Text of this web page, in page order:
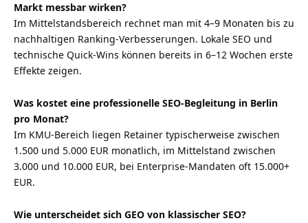
Markt messbar wirken?
Im Mittelstandsbereich rechnet man mit 4–9 Monaten bis zu
nachhaltigen Ranking-Verbesserungen. Lokale SEO und
technische Quick-Wins können bereits in 6–12 Wochen erste
Effekte zeigen.
Was kostet eine professionelle SEO-Begleitung in Berlin
pro Monat?
Im KMU-Bereich liegen Retainer typischerweise zwischen
1.500 und 5.000 EUR monatlich, im Mittelstand zwischen
3.000 und 10.000 EUR, bei Enterprise-Mandaten oft 15.000+
EUR.
Wie unterscheidet sich GEO von klassischer SEO?